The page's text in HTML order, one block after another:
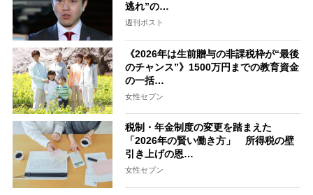
逃れ”の…
週刊ポスト
《2026年は生前贈与の非課税枠が“最後
のチャンス”》1500万円までの教育資金
の一括…
女性セブン
税制・年金制度の変更を踏まえた
「2026年の賢い働き方」 所得税の壁
引き上げの恩…
女性セブン